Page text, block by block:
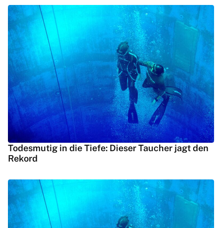
Todesmutig in die Tiefe: Dieser Taucher jagt den
Rekord